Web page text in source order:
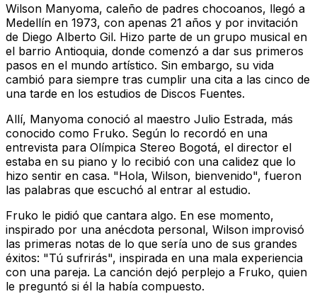
Wilson Manyoma, caleño de padres chocoanos, llegó a
Medellín en 1973, con apenas 21 años y por invitación
de Diego Alberto Gil. Hizo parte de un grupo musical en
el barrio Antioquia, donde comenzó a dar sus primeros
pasos en el mundo artístico. Sin embargo, su vida
cambió para siempre tras cumplir una cita a las cinco de
una tarde en los estudios de Discos Fuentes.
Allí, Manyoma conoció al maestro Julio Estrada, más
conocido como Fruko. Según lo recordó en una
entrevista para Olímpica Stereo Bogotá, el director el
estaba en su piano y lo recibió con una calidez que lo
hizo sentir en casa. "Hola, Wilson, bienvenido", fueron
las palabras que escuchó al entrar al estudio.
Fruko le pidió que cantara algo. En ese momento,
inspirado por una anécdota personal, Wilson improvisó
las primeras notas de lo que sería uno de sus grandes
éxitos: "Tú sufrirás", inspirada en una mala experiencia
con una pareja. La canción dejó perplejo a Fruko, quien
le preguntó si él la había compuesto.